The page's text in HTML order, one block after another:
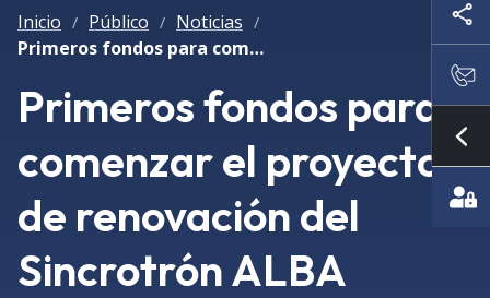
Inicio / Público / Noticias /
Primeros fondos para comenzar el proyecto de renovación del Sincrotrón ALBA
Primeros fondos para
comenzar el proyecto
de renovación del
Sincrotrón ALBA